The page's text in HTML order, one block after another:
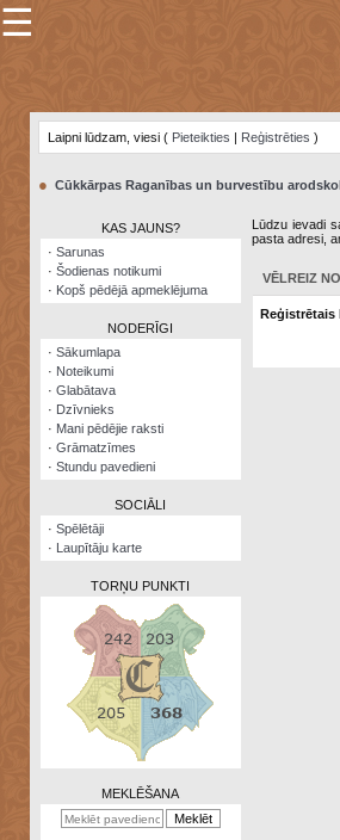
×
Šodienas
notikumi
Visatcera
almanahs
Arhīvs
Zināšanu
☰
Laipni lūdzam, viesi ( Pieteikties | Reģistrēties )
● Cūkkārpas Raganības un burvestību
KAS JAUNS?
· Sarunas
· Šodienas notikumi
· Kopš pēdējā apmeklējuma
NODERĪGI
· Sākumlapa
· Noteikumi
· Glabātava
· Dzīvnieks
· Mani pēdējie raksti
· Grāmatzīmes
· Stundu pavedieni
SOCIĀLI
· Spēlētāji
· Laupītāju karte
TORŅU PUNKTI
MEKLĒŠANA
Lūdzu ievadi
pasta adresi,
VĒLREIZ
Reģistrētais